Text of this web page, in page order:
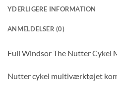
YDERLIGERE INFORMATION
ANMELDELSER (0)
Full Windsor The Nutter Cykel
Nutter cykel multiværktøjet